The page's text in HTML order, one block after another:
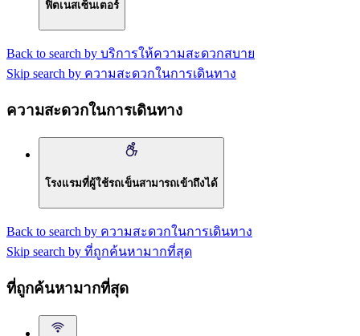
ฟิตเนสเซ็นเตอร์
Back to search by บริการให้ความสะดวกสบาย
Skip search by ความสะดวกในการเดินทาง
ความสะดวกในการเดินทาง
โรงแรมที่ผู้ใช้รถเข็นสามารถเข้าถึงได้
Back to search by ความสะดวกในการเดินทาง
Skip search by ที่ถูกค้นหามากที่สุด
ที่ถูกค้นหามากที่สุด